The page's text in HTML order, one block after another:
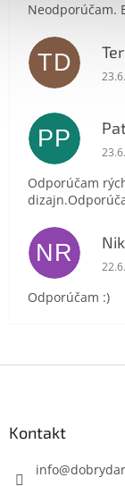
Neodporúčam.
TD
PP
Odporúčam
NR
Odporúčam :)
Kontakt
info@